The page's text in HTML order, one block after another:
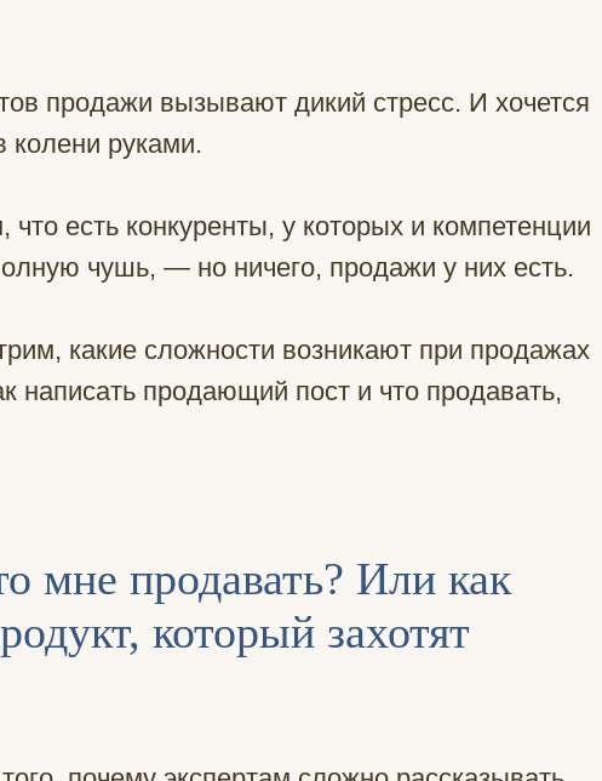
продажи вызывают дикий стресс. И хочется
колени руками.
есть конкуренты, у которых и компетенции
чушь, — но ничего, продажи у них есть.
какие сложности возникают при продажах
написать продающий пост и что продавать,
мне продавать? Или как
который захотят